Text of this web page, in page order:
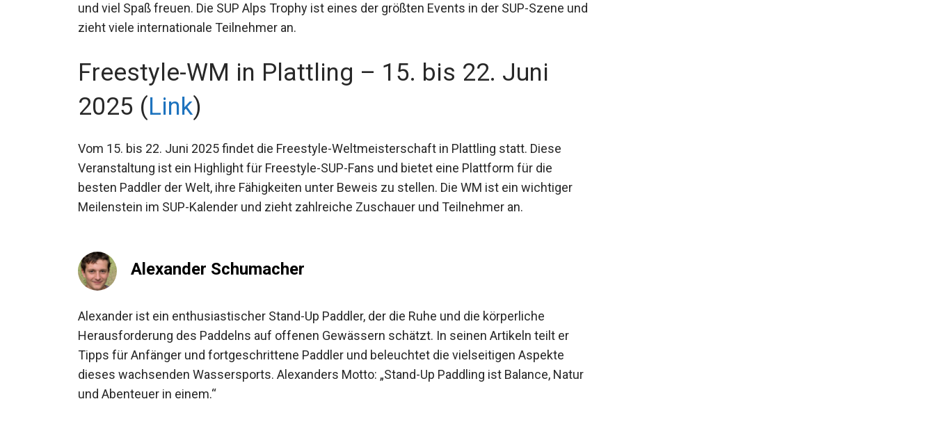
herausfordernde Strecken und viel Spaß freuen. Die SUP Alps Trophy ist eines der größten
Events in der SUP-Szene und zieht viele internationale Teilnehmer an.
Freestyle-WM in Plattling – 15. bis 22. Juni
2025 (Link)
Vom 15. bis 22. Juni 2025 findet die Freestyle-Weltmeisterschaft in Plattling statt. Diese
Veranstaltung ist ein Highlight für Freestyle-SUP-Fans und bietet eine Plattform für die
besten Paddler der Welt, ihre Fähigkeiten unter Beweis zu stellen. Die WM ist ein wichtiger
Meilenstein im SUP-Kalender und zieht zahlreiche Zuschauer und Teilnehmer an.
Alexander Schumacher
Alexander ist ein enthusiastischer Stand-Up Paddler, der die Ruhe und die körperliche
Herausforderung des Paddelns auf offenen Gewässern schätzt. In seinen Artikeln teilt er
Tipps für Anfänger und fortgeschrittene Paddler und beleuchtet die vielseitigen Aspekte
dieses wachsenden Wassersports. Alexanders Motto: „Stand-Up Paddling ist Balance, Natur
und Abenteuer in einem.“